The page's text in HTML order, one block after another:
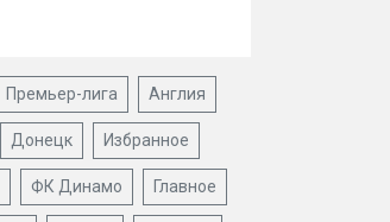
Премьер-лига Англия
Донецк Избранное
ФК Динамо Главное